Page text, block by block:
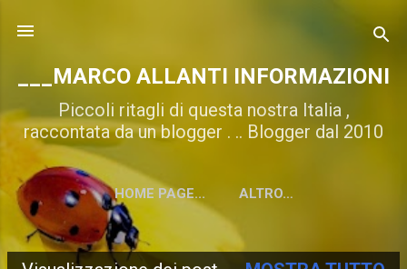
___MARCO ALLANTI INFORMAZIONI
Piccoli ritagli di questa nostra Italia ,
raccontata da un blogger . .. Blogger dal 2010
HOME PAGE... ALTRO…